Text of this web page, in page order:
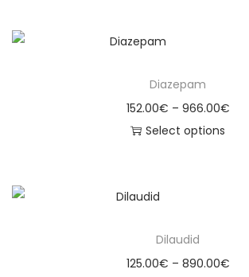
Diazepam
152.00€ – 966.00€
Select options
Dilaudid
125.00€ – 890.00€